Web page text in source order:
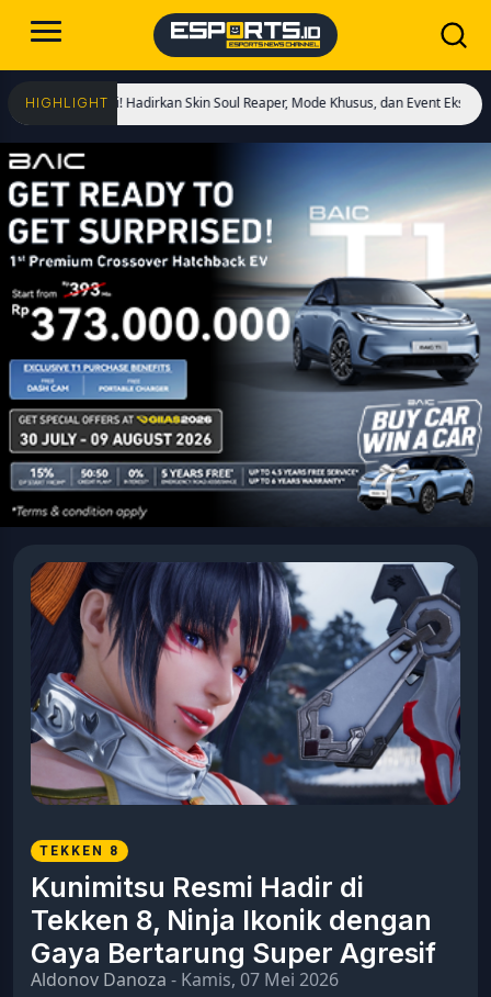
HIGHLIGHT
Hadirkan Skin Soul Reaper, Mode Khusus, dan Event Eksklusif!
TEKKEN 8
Kunimitsu Resmi Hadir di
Tekken 8, Ninja Ikonik dengan
Gaya Bertarung Super Agresif
Aldonov Danoza - Kamis, 07 Mei 2026